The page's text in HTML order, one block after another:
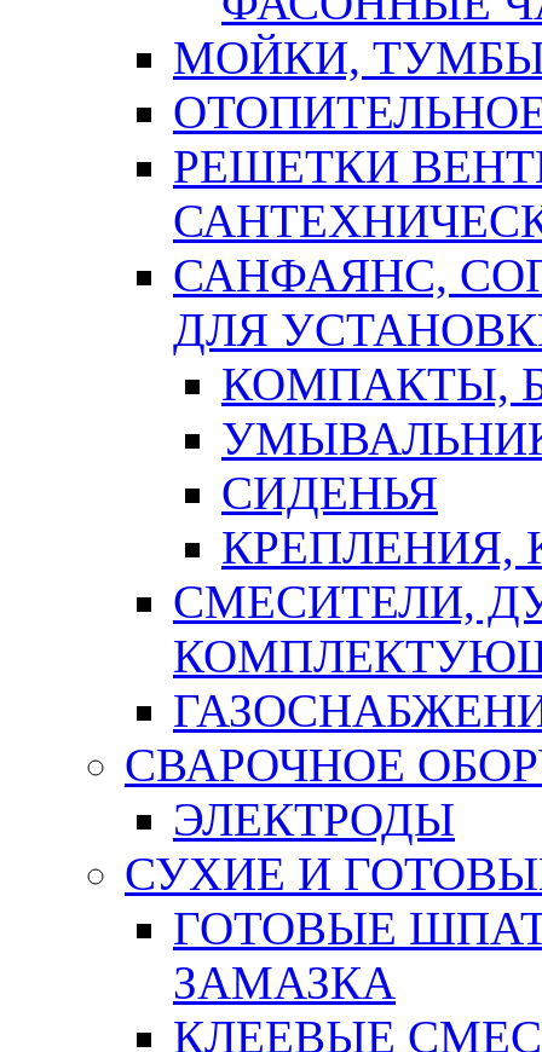
МОЙКИ,
РЕШЕТКИ
САНФАЯНС,
ДЛЯ
КОМПАКТЫ,
СИДЕНЬЯ
СМЕСИТЕЛИ,
СВАРОЧНОЕ
ЭЛЕКТРОДЫ
СУХИЕ И
ГОТОВЫЕ
ЗАМАЗКА
КЛЕЕВЫЕ